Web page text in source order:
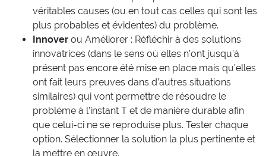
véritables causes (ou en tout cas celles qui sont les
plus probables et évidentes) du problème.
Innover ou Améliorer : Réfléchir à des solutions
innovatrices (dans le sens où elles n’ont jusqu’à
présent pas encore été mise en place mais qu’elles
ont fait leurs preuves dans d’autres situations
similaires) qui vont permettre de résoudre le
problème à l’instant T et de manière durable afin
que celui-ci ne se reproduise plus. Tester chaque
option. Sélectionner la solution la plus pertinente et
la mettre en œuvre.